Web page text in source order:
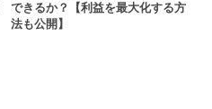
できるか？【利益を最大化する方
法も公開】